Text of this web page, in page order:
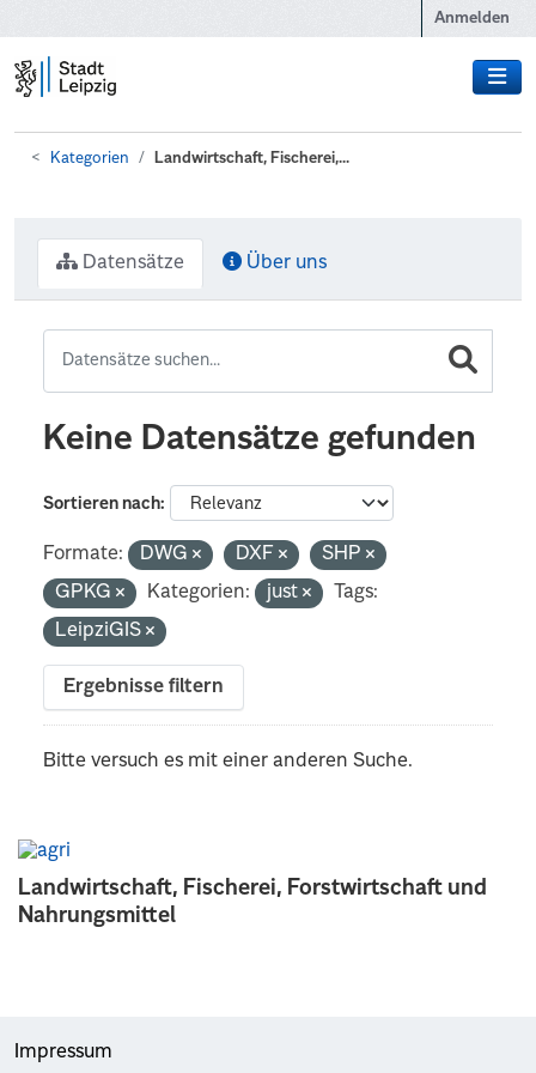
Anmelden
Kategorien Landwirtschaft, Fischerei,...
Landwirtschaft, Fischerei, Forstwirtschaft und
Nahrungsmittel
Datensätze Über uns
Keine Datensätze gefunden
Sortieren nach
Formate: DWG DXF
SHP
GPKG
Kategorien: just
Tags:
LeipziGIS
Ergebnisse filtern
Bitte versuch es mit einer anderen Suche.
Impressum